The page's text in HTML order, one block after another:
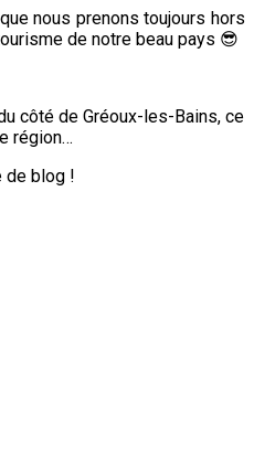
nous prenons toujours hors
de notre beau pays 😎
côté de Gréoux-les-Bains, ce
région…
de blog !